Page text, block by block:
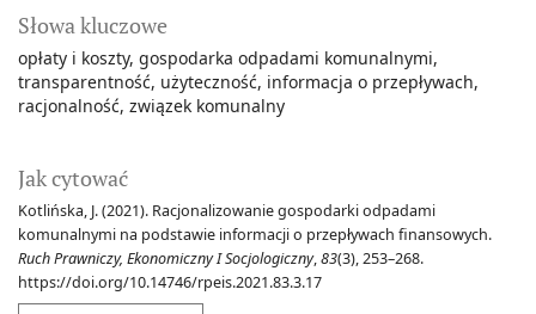
Słowa kluczowe
opłaty i koszty gospodarka odpadami komunalnymi
transparentność użyteczność informacja o przepływach
racjonalność związek komunalny
Jak cytować
Kotlińska, J. (2021). Racjonalizowanie gospodarki odpadami
komunalnymi na podstawie informacji o przepływach finansowych.
Ruch Prawniczy, Ekonomiczny I Socjologiczny,83(3), 253–268.
https://doi.org/10.14746/rpeis.2021.83.3.17